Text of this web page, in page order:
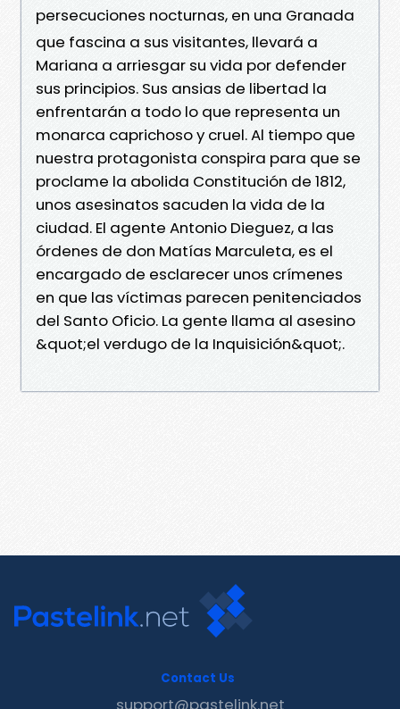
persecuciones nocturnas, en una Granada
que fascina a sus visitantes, llevará a
Mariana a arriesgar su vida por defender
sus principios. Sus ansias de libertad la
enfrentarán a todo lo que representa un
monarca caprichoso y cruel. Al tiempo que
nuestra protagonista conspira para que se
proclame la abolida Constitución de 1812,
unos asesinatos sacuden la vida de la
ciudad. El agente Antonio Dieguez, a las
órdenes de don Matías Marculeta, es el
encargado de esclarecer unos crímenes
en que las víctimas parecen penitenciados
del Santo Oficio. La gente llama al asesino
&quot;el verdugo de la Inquisición&quot;.
Contact Us
support@pastelink.net